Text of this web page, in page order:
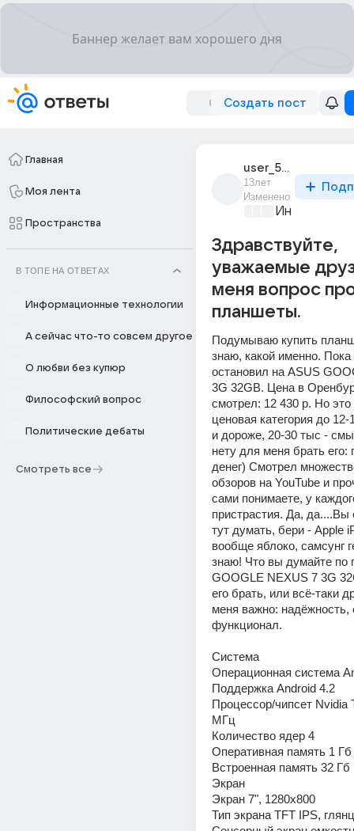
Создать пост
Главная
Моя лента
Пространства
В ТОПЕ НА ОТВЕТАХ
Информационные технологии
А сейчас что-то совсем другое
О любви без купюр
Философский вопрос
Политические дебаты
Смотреть все
user_5424071
13лет
Изменено
Здравствуйте,
уважаемые
меня вопрос
планшеты.
Подумываю купить
знаю, какой именно.
остановил на ASUS
3G 32GB. Цена в
смотрел: 12 430 р. Но
ценовая категория до
и дороже, 20-30 тыс -
нету для меня брать его:
денег) Смотрел
обзоров на YouTube и
сами понимаете, у
пристрастия. Да, да....Вы
тут думать, бери - Apple
вообще яблоко, самсунг
знаю! Что вы думайте по
GOOGLE NEXUS 7 3G
его брать, или всё-таки
меня важно: надёжность,
функционал.
Система
Операционная система
Поддержка Android 4.2
Процессор/чипсет Nvidia
МГц
Количество ядер 4
Оперативная память 1 Гб
Встроенная память 32 Гб
Экран
Экран 7", 1280x800
Тип экрана TFT IPS,